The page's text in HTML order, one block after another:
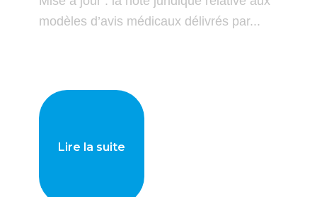
modèles d’avis médicaux délivrés par...
Lire la suite